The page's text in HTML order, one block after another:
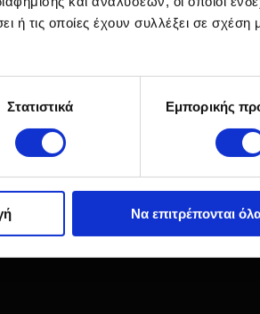
τις οποίες έχουν συλλέξει σε σχέση
Στατιστικά Εμπορικής
Να επιτρέπονται